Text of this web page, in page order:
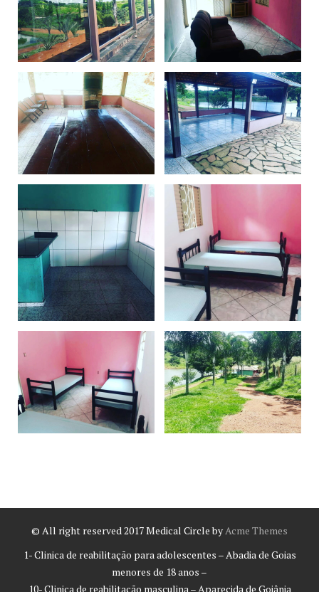
© All right reserved 2017Medical Circle by Acme Themes
1- Clinica de reabilitação para adolescentes – Abadia de Goias
menores de 18 anos –
10- Clinica de reabilitação masculina – Aparecida de Goiânia